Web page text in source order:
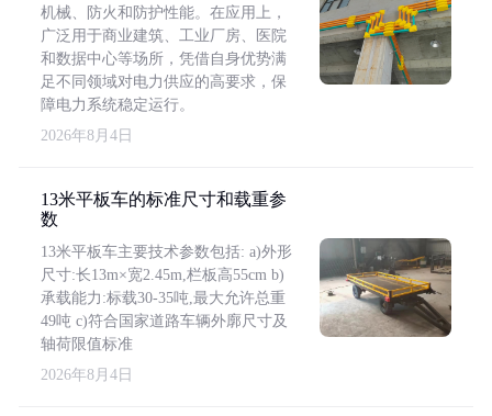
机械、防火和防护性能。在应用上，
广泛用于商业建筑、工业厂房、医院
和数据中心等场所，凭借自身优势满
足不同领域对电力供应的高要求，保
障电力系统稳定运行。
2026年8月4日
13米平板车的标准尺寸和载重参
数
13米平板车主要技术参数包括: a)外形
尺寸:长13m×宽2.45m,栏板高55cm b)
承载能力:标载30-35吨,最大允许总重
49吨 c)符合国家道路车辆外廓尺寸及
轴荷限值标准
2026年8月4日